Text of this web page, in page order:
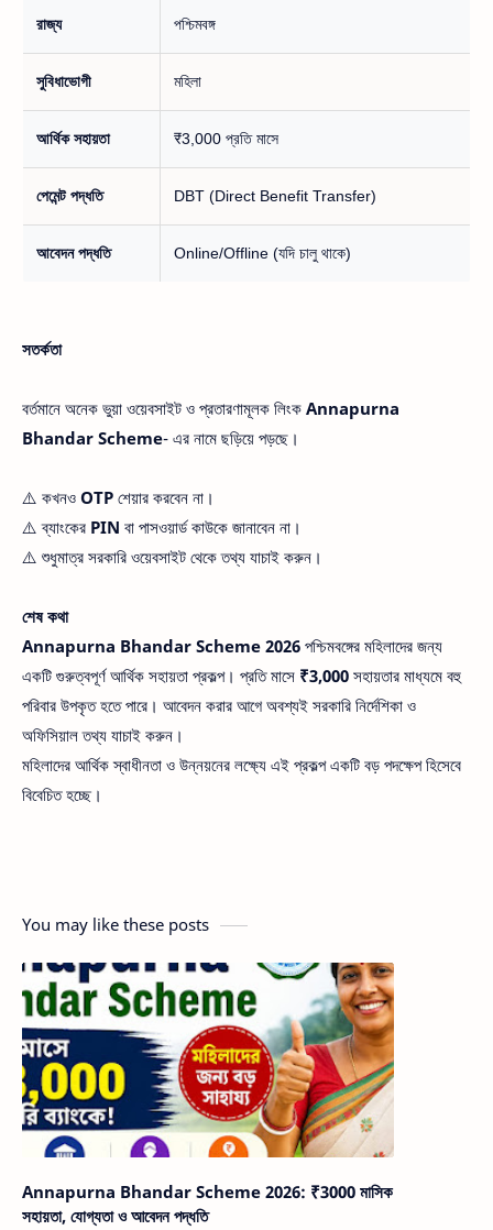
রাজ্য পশ্চিমবঙ্গ
সুবিধাভোগী মহিলা
আর্থিক সহায়তা ₹3,000 প্রতি মাসে
পেমেন্ট পদ্ধতি DBT (Direct Benefit Transfer)
আবেদন পদ্ধতি Online/Offline (যদি চালু থাকে)
সতর্কতা
বর্তমানে অনেক ভুয়া ওয়েবসাইট ও প্রতারণামূলক লিংক Annapurna
Bhandar Scheme- এর নামে ছড়িয়ে পড়ছে।
⚠️ কখনও OTP শেয়ার করবেন না।
⚠️ ব্যাংকের PIN বা পাসওয়ার্ড কাউকে জানাবেন না।
⚠️ শুধুমাত্র সরকারি ওয়েবসাইট থেকে তথ্য যাচাই করুন।
শেষ কথা
Annapurna Bhandar Scheme 2026 পশ্চিমবঙ্গের মহিলাদের জন্য
একটি গুরুত্বপূর্ণ আর্থিক সহায়তা প্রকল্প। প্রতি মাসে ₹3,000 সহায়তার মাধ্যমে বহু
পরিবার উপকৃত হতে পারে। আবেদন করার আগে অবশ্যই সরকারি নির্দেশিকা ও
অফিসিয়াল তথ্য যাচাই করুন।
মহিলাদের আর্থিক স্বাধীনতা ও উন্নয়নের লক্ষ্যে এই প্রকল্প একটি বড় পদক্ষেপ হিসেবে
বিবেচিত হচ্ছে।
You may like these posts
Annapurna Bhandar Scheme 2026: ₹3000 মাসিক
সহায়তা, যোগ্যতা ও আবেদন পদ্ধতি